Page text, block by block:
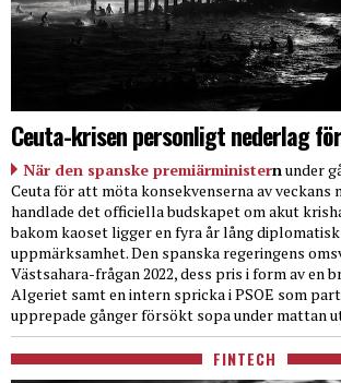
Ceuta-krisen personligt nederlag
När den spanske premiärministernunder
Ceuta för att möta konsekvenserna av veckans
handlade det officiella budskapet om akut
bakom kaoset ligger en fyra år lång
uppmärksamhet. Den spanska regeringens
Västsahara-frågan 2022, dess pris i form av en
Algeriet samt en intern spricka i PSOE som
upprepade gånger försökt sopa under mattan
FINTECH